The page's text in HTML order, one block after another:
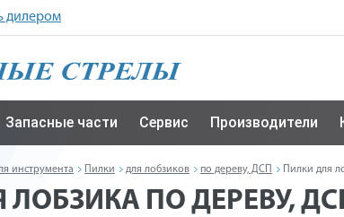
дилером
Запасные части Сервис Производители
инструмента Пилки для лобзиков по дереву, ДСП Пилки для
ЛОБЗИКА ПО ДЕРЕВУ,